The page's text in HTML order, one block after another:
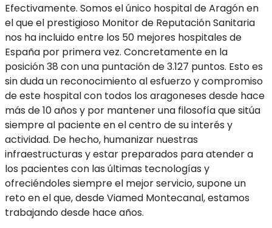
Efectivamente. Somos el único hospital de Aragón en
el que el prestigioso Monitor de Reputación Sanitaria
nos ha incluido entre los 50 mejores hospitales de
España por primera vez. Concretamente en la
posición 38 con una puntación de 3.127 puntos. Esto es
sin duda un reconocimiento al esfuerzo y compromiso
de este hospital con todos los aragoneses desde hace
más de 10 años y por mantener una filosofía que sitúa
siempre al paciente en el centro de su interés y
actividad. De hecho, humanizar nuestras
infraestructuras y estar preparados para atender a
los pacientes con las últimas tecnologías y
ofreciéndoles siempre el mejor servicio, supone un
reto en el que, desde Viamed Montecanal, estamos
trabajando desde hace años.